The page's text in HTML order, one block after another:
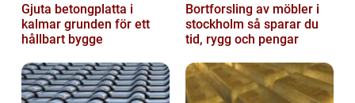
Gjuta betongplatta i
kalmar grunden för ett
hållbart bygge
Bortforsling av möbler i
stockholm så sparar du
tid, rygg och pengar